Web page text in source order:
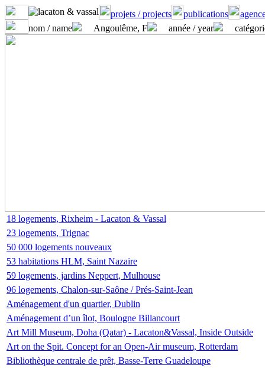
projets / projects publications
nom / name
Angoulême, F année / year
18 logements, Rixheim - Lacaton & Vassal
23 logements, Trignac
50 000 logements nouveaux
53 habitations HLM, Saint Nazaire
59 logements, jardins Neppert, Mulhouse
96 logements, Chalon-sur-Saône / Prés-Saint-Jean
Aménagement d'un quartier, Dublin
Aménagement d’un îlot, Boulogne Billancourt
Art Mill Museum, Doha (Qatar) - Lacaton&Vassal, Inside Outside
Art on the Spit. Concept for an Open-Air museum, Rotterdam
Bibliothèque centrale de prêt, Basse-Terre Guadeloupe